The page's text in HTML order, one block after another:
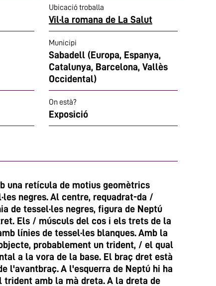
Ubicació troballa
Vil·la romana de La Salut
Municipi
Sabadell (Europa, Espanya,
Catalunya, Barcelona, Vallès
Occidental)
On està?
Exposició
una retícula de motius geomètrics
negres. Al centre, requadrat-da /
de tessel·les negres, figura de Neptú
Els / músculs del cos i els trets de la
línies de tessel·les blanques. Amb la
probablement un trident, / el qual
a la vora de la base. El braç dret està
l'avantbraç. A l'esquerra de Neptú hi ha
trident amb la mà dreta. A la dreta de